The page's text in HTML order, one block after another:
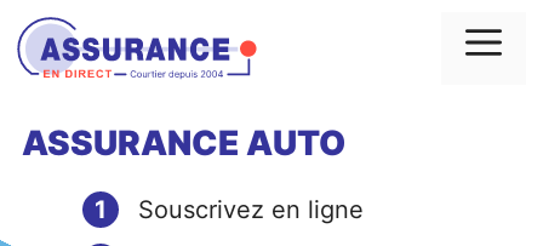
Aller
au
contenu
ASSURANCE AUTO
1
Souscrivez en ligne